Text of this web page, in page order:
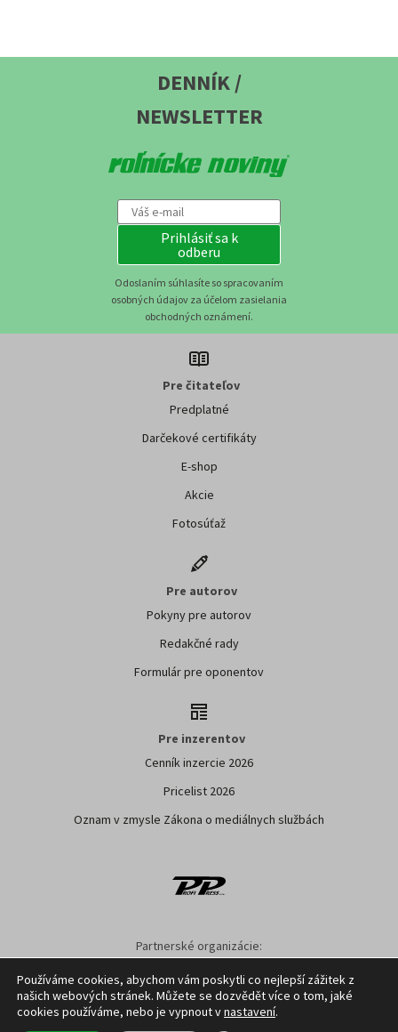
DENNÍK /
NEWSLETTER
Prihlásiť sa k
odberu
Odoslaním súhlasíte so spracovaním
osobných údajov za účelom zasielania
obchodných oznámení.
Pre čitateľov
Predplatné
Darčekové certifikáty
E-shop
Akcie
Fotosúťaž
Pre autorov
Pokyny pre autorov
Redakčné rady
Formulár pre oponentov
Pre inzerentov
Cenník inzercie 2026
Pricelist 2026
Oznam v zmysle Zákona o mediálnych službách
Partnerské organizácie:
Nastavenie cookies GDPR Facebook Kontakt
Používáme cookies, abychom vám poskytli co nejlepší zážitek z
našich webových stránek. Můžete se dozvědět více o tom, jaké
cookies používáme, nebo je vypnout vnastavení.